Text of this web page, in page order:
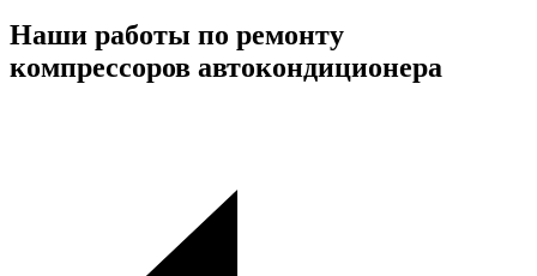
Наши работы по ремонту
компрессоров автокондиционера